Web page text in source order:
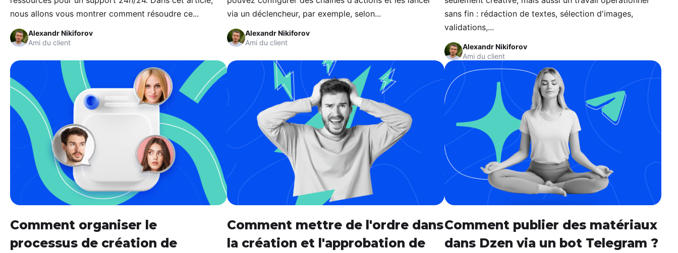
nous allons vous montrer comment résoudre ce...
Alexandr Nikiforov
Ami du client
via un déclencheur, par exemple, selon...
Alexandr Nikiforov
Ami du client
sans fin : rédaction de textes, sélection d'images,
validations,...
Alexandr Nikiforov
Ami du client
Comment organiser le
processus de création de
Comment mettre de l'ordre dans
la création et l'approbation de
Comment publier des matériaux
dans Dzen via un bot Telegram ?